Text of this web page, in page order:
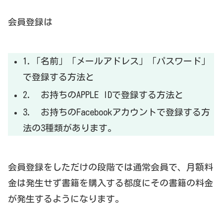
会員登録は
1.「名前」「メールアドレス」「パスワード」
で登録する方法と
2. お持ちのAPPLE IDで登録する方法と
3. お持ちのFacebookアカウントで登録する方
法の3種類があります。
会員登録をしただけの段階では通常会員で、月額料
金は発生せず書籍を購入する都度にその書籍の料金
が発生するようになります。